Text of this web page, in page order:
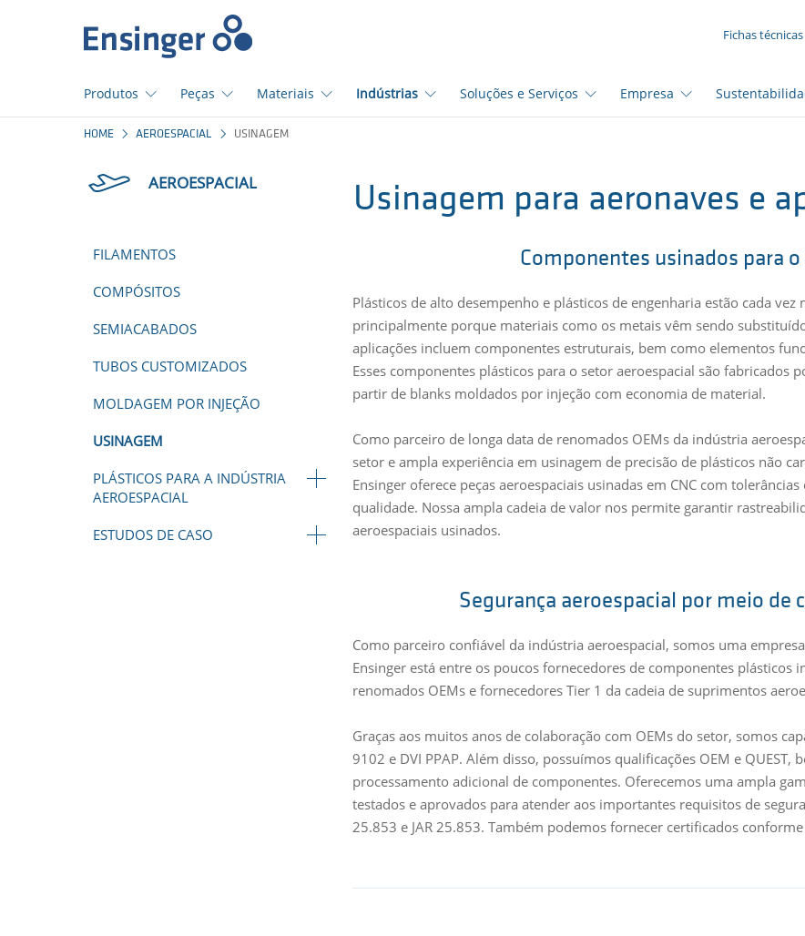
Fichas técnicas
Produtos Peças Materiais Indústrias Soluções e Serviços Empresa
HOME AEROESPACIAL USINAGEM
AEROESPACIAL
FILAMENTOS
COMPÓSITOS
SEMIACABADOS
TUBOS CUSTOMIZADOS
MOLDAGEM POR INJEÇÃO
USINAGEM
PLÁSTICOS PARA A INDÚSTRIA
AEROESPACIAL
ESTUDOS DE CASO
Usinagem para aeronaves e
Componentes usinados para
Plásticos de alto desempenho e plásticos de engenharia estão cada
principalmente porque materiais como os metais vêm sendo
aplicações incluem componentes estruturais, bem como elementos
Esses componentes plásticos para o setor aeroespacial são fabricados
partir de blanks moldados por injeção com economia de material.
Como parceiro de longa data de renomados OEMs da indústria
setor e ampla experiência em usinagem de precisão de plásticos não
Ensinger oferece peças aeroespaciais usinadas em CNC com
qualidade. Nossa ampla cadeia de valor nos permite garantir
aeroespaciais usinados.
Segurança aeroespacial por meio de
Como parceiro confiável da indústria aeroespacial, somos uma
Ensinger está entre os poucos fornecedores de componentes plásticos
renomados OEMs e fornecedores Tier 1 da cadeia de suprimentos
Graças aos muitos anos de colaboração com OEMs do setor, somos
9102 e DVI PPAP. Além disso, possuímos qualificações OEM e
processamento adicional de componentes. Oferecemos uma ampla
testados e aprovados para atender aos importantes requisitos de
25.853 e JAR 25.853. Também podemos fornecer certificados